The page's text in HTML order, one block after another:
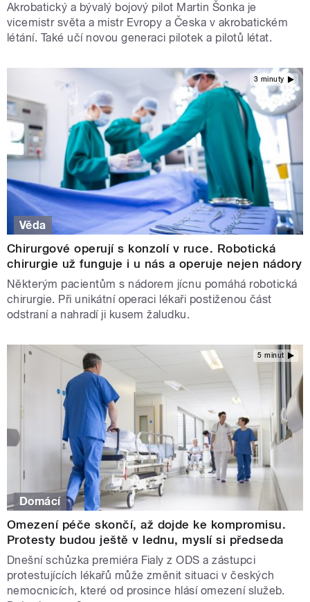
Akrobatický a bývalý bojový pilot Martin Šonka je
vicemistr světa a mistr Evropy a Česka v akrobatickém
létání. Také učí novou generaci pilotek a pilotů létat.
3 minuty
Věda
Chirurgové operují s konzolí v ruce. Robotická
chirurgie už funguje i u nás a operuje nejen nádory
Některým pacientům s nádorem jícnu pomáhá robotická
chirurgie. Při unikátní operaci lékaři postiženou část
odstraní a nahradí ji kusem žaludku.
5 minut
Domácí
Omezení péče skončí, až dojde ke kompromisu.
Protesty budou ještě v lednu, myslí si předseda
Dnešní schůzka premiéra Fialy z ODS a zástupci
protestujících lékařů může změnit situaci v českých
nemocnicích, které od prosince hlásí omezení služeb.